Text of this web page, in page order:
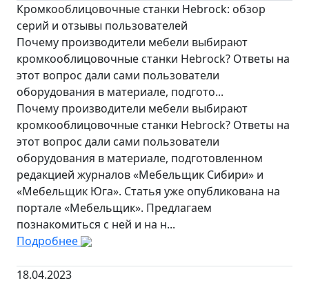
Кромкооблицовочные станки Hebrock: обзор
серий и отзывы пользователей
Почему производители мебели выбирают
кромкооблицовочные станки Hebrock? Ответы на
этот вопрос дали сами пользователи
оборудования в материале, подгото...
Почему производители мебели выбирают
кромкооблицовочные станки Hebrock? Ответы на
этот вопрос дали сами пользователи
оборудования в материале, подготовленном
редакцией журналов «Мебельщик Сибири» и
«Мебельщик Юга». Статья уже опубликована на
портале «Мебельщик». Предлагаем
познакомиться с ней и на н...
Подробнее
18.04.2023